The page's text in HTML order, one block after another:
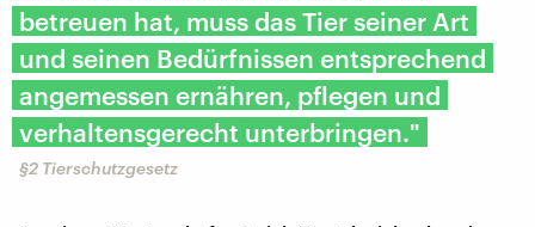
betreuen hat, muss das Tier seiner Art
und seinen Bedürfnissen entsprechend
angemessen ernähren, pflegen und
verhaltensgerecht unterbringen."
§2 Tierschutzgesetz